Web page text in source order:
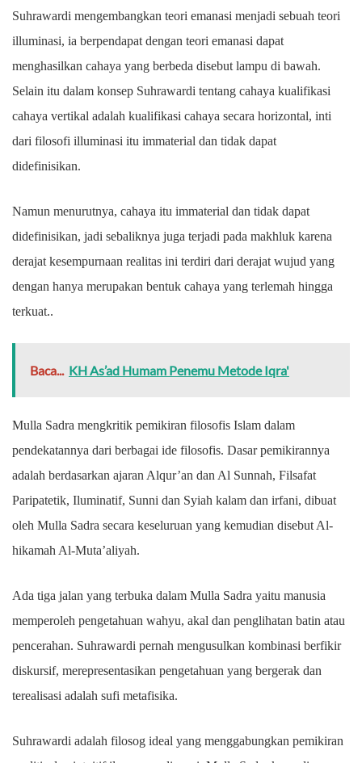
Suhrawardi mengembangkan teori emanasi menjadi sebuah teori
illuminasi, ia berpendapat dengan teori emanasi dapat
menghasilkan cahaya yang berbeda disebut lampu di bawah.
Selain itu dalam konsep Suhrawardi tentang cahaya kualifikasi
cahaya vertikal adalah kualifikasi cahaya secara horizontal, inti
dari filosofi illuminasi itu immaterial dan tidak dapat
didefinisikan.
Namun menurutnya, cahaya itu immaterial dan tidak dapat
didefinisikan, jadi sebaliknya juga terjadi pada makhluk karena
derajat kesempurnaan realitas ini terdiri dari derajat wujud yang
dengan hanya merupakan bentuk cahaya yang terlemah hingga
terkuat..
Baca... KH As’ad Humam Penemu Metode Iqra'
Mulla Sadra mengkritik pemikiran filosofis Islam dalam
pendekatannya dari berbagai ide filosofis. Dasar pemikirannya
adalah berdasarkan ajaran Alqur’an dan Al Sunnah, Filsafat
Paripatetik, Iluminatif, Sunni dan Syiah kalam dan irfani, dibuat
oleh Mulla Sadra secara keseluruan yang kemudian disebut Al-
hikamah Al-Muta’aliyah.
Ada tiga jalan yang terbuka dalam Mulla Sadra yaitu manusia
memperoleh pengetahuan wahyu, akal dan penglihatan batin atau
pencerahan. Suhrawardi pernah mengusulkan kombinasi berfikir
diskursif, merepresentasikan pengetahuan yang bergerak dan
terealisasi adalah sufi metafisika.
Suhrawardi adalah filosog ideal yang menggabungkan pemikiran